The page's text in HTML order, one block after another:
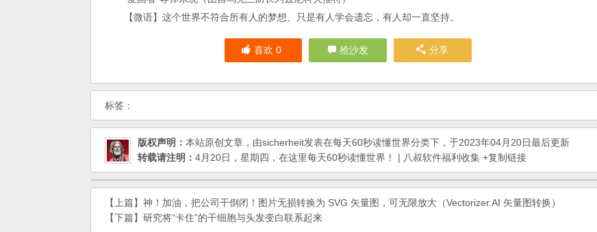
【微语】这个世界不符合所有人的梦想、只是有人学会遗忘，有人却一直坚持。
喜欢0 抢沙发 分享
标签：
版权声明： 本站原创文章，由sicherheit发表在每天60秒读懂世界分类下，于2023年04月20日最后更新
转载请注明： 4月20日，星期四，在这里每天60秒读懂世界！ | 八叔软件福利收集 +复制链接
【上篇】 神！加油，把公司干倒闭！图片无损转换为 SVG 矢量图，可无限放大（Vectorizer.AI 矢量图转换）
【下篇】 研究将“卡住”的干细胞与头发变白联系起来